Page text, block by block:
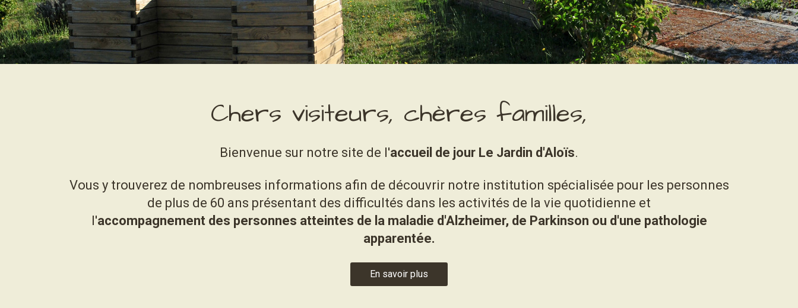
Chers visiteurs, chères familles,
Bienvenue sur notre site de l'accueil de jour Le Jardin d'Aloïs.
Vous y trouverez de nombreuses informations afin de découvrir notre institution spécialisée pour les personnes
de plus de 60 ans présentant des difficultés dans les activités de la vie quotidienne et
l'accompagnement des personnes atteintes de la maladie d'Alzheimer, de Parkinson ou d'une pathologie
apparentée.
En savoir plus